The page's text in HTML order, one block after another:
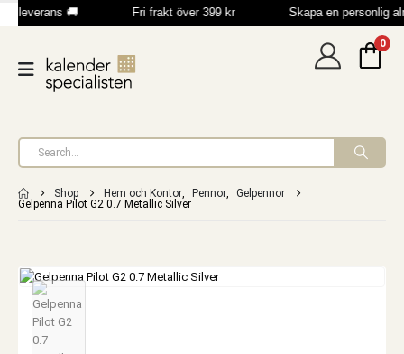
leverans 🚚 Fri frakt över 399 kr Skapa en personlig
0
Shop Hem och Kontor, Pennor,
Gelpennor
Gelpenna Pilot G2 0.7 Metallic Silver